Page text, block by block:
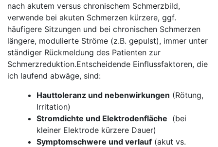
nach ⁤akutem versus ⁤chronischem Schmerzbild,
verwende bei akuten Schmerzen kürzere,⁤ ggf.
häufigere Sitzungen und bei chronischen Schmerzen
längere, ⁤modulierte Ströme ‌(z.B. ​gepulst), immer ‌unter​
ständiger Rückmeldung des Patienten zur
Schmerzreduktion.Entscheidende Einflussfaktoren, ⁤die
ich ​laufend abwäge, ⁤sind:
Hauttoleranz und nebenwirkungen (Rötung,
‌Irritation)
Stromdichte und Elektrodenfläche ‍ (bei
kleiner Elektrode kürzere Dauer)
Symptomschwere⁣ und verlauf (akut vs.